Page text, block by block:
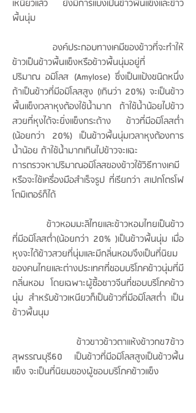
เหนียวแล้ว ยังมีการแบ่งเป็นข้าวพื้นแข็งและข้าว
พื้นนุ่ม
องค์ประกอบทางเคมีของข้าวที่จะทำให้
ข้าวเป็นข้าวพื้นแข็งหรือข้าวพื้นนุ่มอยู่ที่
ปริมาณ อมิโลส (Amylose) ซึ่งเป็นแป้งชนิดหนึ่ง
ถ้าเป็นข้าวที่มีอมิโลสสูง (เกินว่า 20%) จะเป็นข้าว
พื้นแข็งเวลาหุงต้องใช้น้ำมาก ถ้าใช้น้ำน้อยไปข้าว
สวยที่หุงได้จะยิ่งแข็งกระด้าง ข้าวที่มีอมิโลสต่ำ
(น้อยกว่า 20%) เป็นข้าวพื้นนุ่มเวลาหุงต้องการ
น้ำน้อย ถ้าใช้น้ำมากเกินไปข้าวจะแฉะ
การตรวจหาปริมาณอมิโลสของข้าวใช้วิธีทางเคมี
หรือจะใช้เครื่องมือสำเร็จรูป ที่เรียกว่า สเปกโตรโฟ
โตมิเตอร์ก็ได้
ข้าวหอมมะลิไทยและข้าวหอมไทยเป็นข้าว
ที่มีอมิโลสต่ำ(น้อยกว่า 20% )เป็นข้าวพื้นนุ่ม เมื่อ
หุงจะได้ข้าวสวยที่นุ่มและมีกลิ่นหอมจึงเป็นที่นิยม
ของคนไทยและต่างประเทศที่ชอบบริโภคข้าวนุ่มที่มี
กลิ่นหอม โดยเฉพาะผู้ซื้อชาวจีนที่ชอบบริโภคข้าว
นุ่ม สำหรับข้าวเหนียวก็เป็นข้าวที่มีอมิโลสต่ำ เป็น
ข้าวพื้นนุม
ข้าวขาวข้าวตาแห้งข้าวกข7ข้าว
สุพรรณบุรี60 เป็นข้าวที่มีอมิโลสสูงเป็นข้าวพื้น
แข็ง จะเป็นที่นิยมของผู้ชอบบริโภคข้าวแข็ง